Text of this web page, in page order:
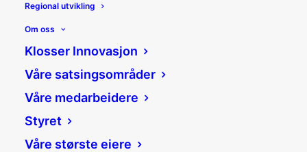
Regional utvikling
Om oss
Klosser Innovasjon
Våre satsingsområder
Våre medarbeidere
Styret
Våre største eiere
Pris: